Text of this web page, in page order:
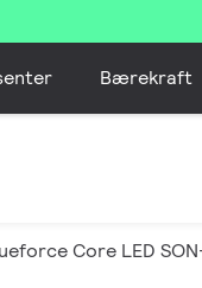
Bærekraft
Core LED